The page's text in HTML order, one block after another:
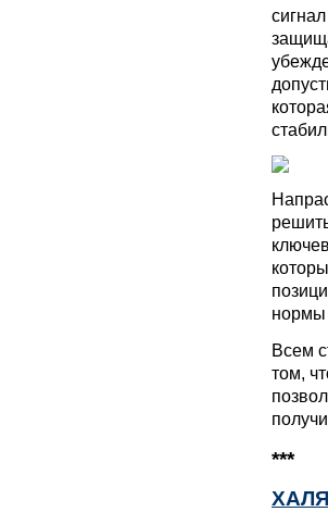
нормы
Всем
том,
***